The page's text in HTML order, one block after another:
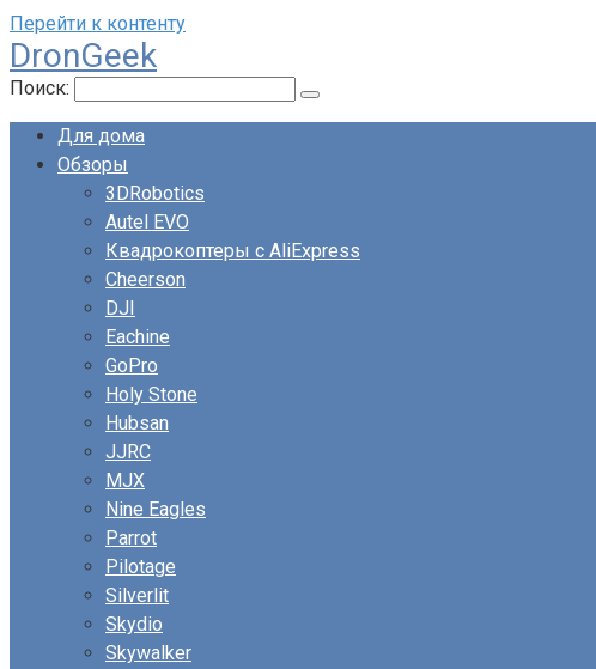
Перейти к контенту
DronGeek
Поиск:
Для дома
Обзоры
3DRobotics
Autel EVO
Квадрокоптеры с AliExpress
Cheerson
DJI
Eachine
GoPro
Holy Stone
Hubsan
JJRC
MJX
Nine Eagles
Parrot
Pilotage
Silverlit
Skydio
Skywalker